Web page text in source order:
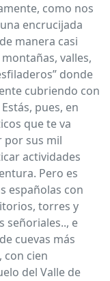
como nos
encrucijada
manera casi
valles,
donde
cubriendo con
pues, en
que te va
por sus mil
actividades
Pero es
españolas con
torres y
señoriales.., e
cuevas más
con cien
del Valle de